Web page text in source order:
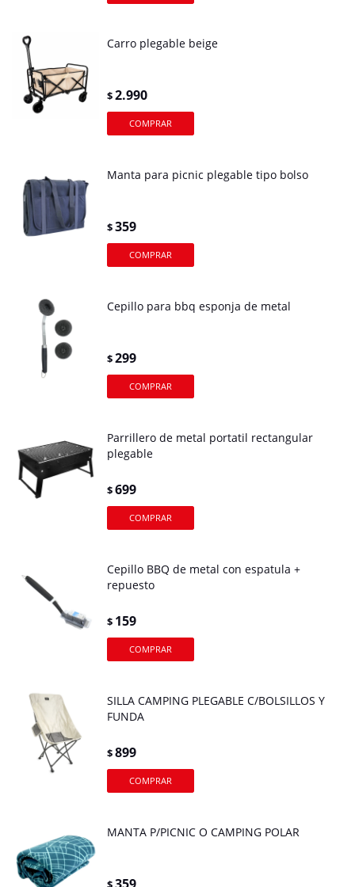
Carro plegable beige
$2.990
Manta para picnic plegable tipo bolso
$359
Cepillo para bbq esponja de metal
$299
Parrillero de metal portatil rectangular
plegable
$699
Cepillo BBQ de metal con espatula +
repuesto
$ 159
SILLA CAMPING PLEGABLE C/BOLSILLOS Y
FUNDA
$899
MANTA P/PICNIC O CAMPING POLAR